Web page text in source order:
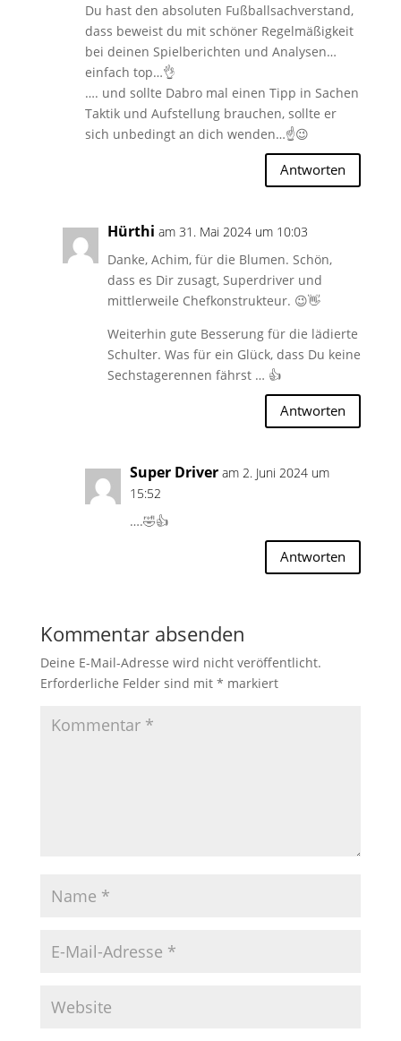
Du hast den absoluten Fußballsachverstand,
dass beweist du mit schöner Regelmäßigkeit
bei deinen Spielberichten und Analysen…
einfach top…👌
…. und sollte Dabro mal einen Tipp in Sachen
Taktik und Aufstellung brauchen, sollte er
sich unbedingt an dich wenden…☝️😉
Antworten
Hürthi am 31. Mai 2024 um 10:03
Danke, Achim, für die Blumen. Schön,
dass es Dir zusagt, Superdriver und
mittlerweile Chefkonstrukteur. 😉👋
Weiterhin gute Besserung für die lädierte
Schulter. Was für ein Glück, dass Du keine
Sechstagerennen fährst … 👍
Antworten
Super Driver am 2. Juni 2024 um
15:52
….🤣👍
Antworten
Kommentar absenden
Deine E-Mail-Adresse wird nicht veröffentlicht.
Erforderliche Felder sind mit * markiert